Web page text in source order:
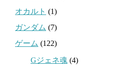
オカルト (1)
ガンダム (7)
ゲーム (122)
Gジェネ魂 (4)